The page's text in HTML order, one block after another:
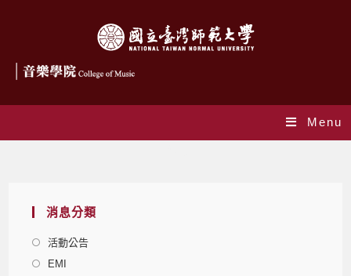
Menu
消息分類
活動公告
EMI